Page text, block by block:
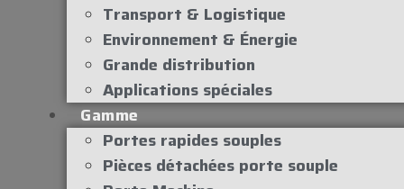
Transport & Logistique
Environnement & Énergie
Grande distribution
Applications spéciales
Gamme
Portes rapides souples
Pièces détachées porte souple